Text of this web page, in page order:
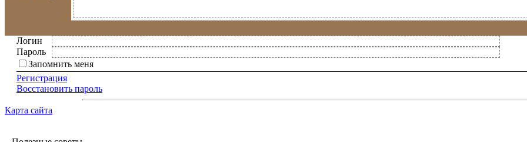
Логин
Пароль
Запомнить меня
Регистрация
Восстановить пароль
Карта сайта